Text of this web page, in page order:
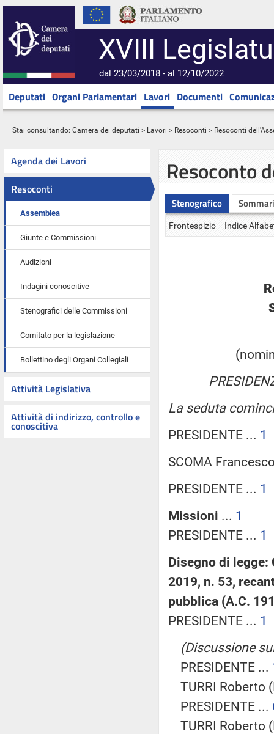
XVIII
dal 23/03/2018 - al 12/10/2022
Deputati Organi Parlamentari Lavori Documenti
Stai consultando: Camera dei deputati > Lavori > Resoconti > Resoconti
Agenda dei Lavori
Resoconti
Assemblea
Giunte e Commissioni
Audizioni
Indagini conoscitive
Stenografici delle Commissioni
Comitato per la legislazione
Bollettino degli Organi Collegiali
Attività Legislativa
Attività di indirizzo, controllo e
conoscitiva
Resoconto
Stenografico
Frontespizio Indice
La seduta
PRESIDENTE ... 1
SCOMA
PRESIDENTE ... 1
Missioni ... 1
PRESIDENTE ... 1
Disegno di
2019, n. 53,
pubblica (A.C.
PRESIDENTE ... 1
(Discussione
PRESIDENTE ...
TURRI Roberto
PRESIDENTE ...
TURRI Roberto